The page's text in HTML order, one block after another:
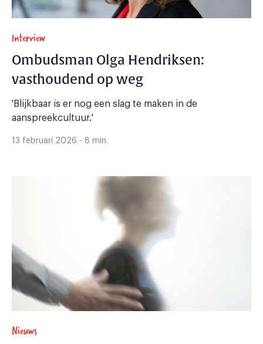
Interview
Ombudsman Olga Hendriksen:
vasthoudend op weg
'Blijkbaar is er nog een slag te maken in de
aanspreekcultuur.'
13 februari 2026 - 8 min.
Nieuws